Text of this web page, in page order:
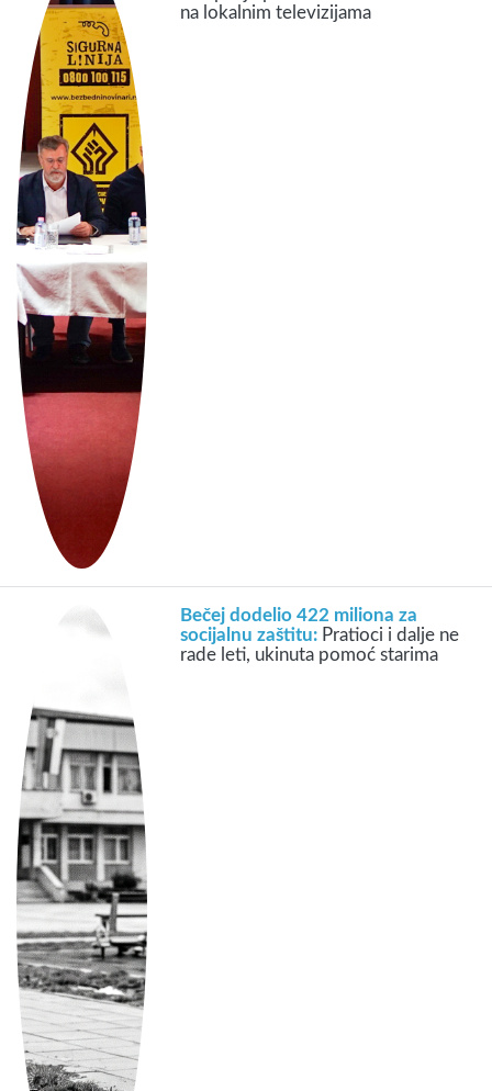
na lokalnim televizijama
Bečej dodelio 422 miliona za
socijalnu zaštitu: Pratioci i dalje ne
rade leti, ukinuta pomoć starima